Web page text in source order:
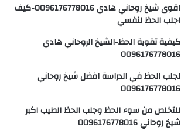
اقوى شيخ روحاني هادي 0096176778016-كيف
اجلب الحظ لنفسي
كيفية تقوية الحظ-الشيخ الروحاني هادي
0096176778016
لجلب الحظ في الدراسة افضل شيخ روحاني
0096176778016
للتخلص من سوء الحظ وجلب الحظ الطيب اكبر
شيخ روحاني 0096176778016